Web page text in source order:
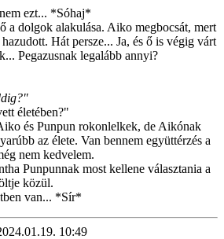
ezt... *Sóhaj*
a dolgok alakulása. Aiko megbocsát, mert
Hát persze... Ja, és ő is végig várt
Pegazusnak legalább annyi?
életében?"
és Punpun rokonlelkek, de Aikónak
az élete. Van bennem együttérzés a
nem kedvelem.
Punpunnak most kellene választania a
közül.
van... *Sír*
10:49